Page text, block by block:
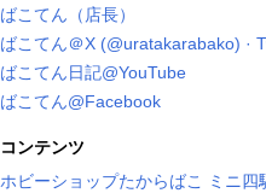
ばこてん（店長）
ばこてん＠X (@uratakarabako) ·
ばこてん日記@YouTube
ばこてん@Facebook
コンテンツ
ホビーショップたからばこ ミニ